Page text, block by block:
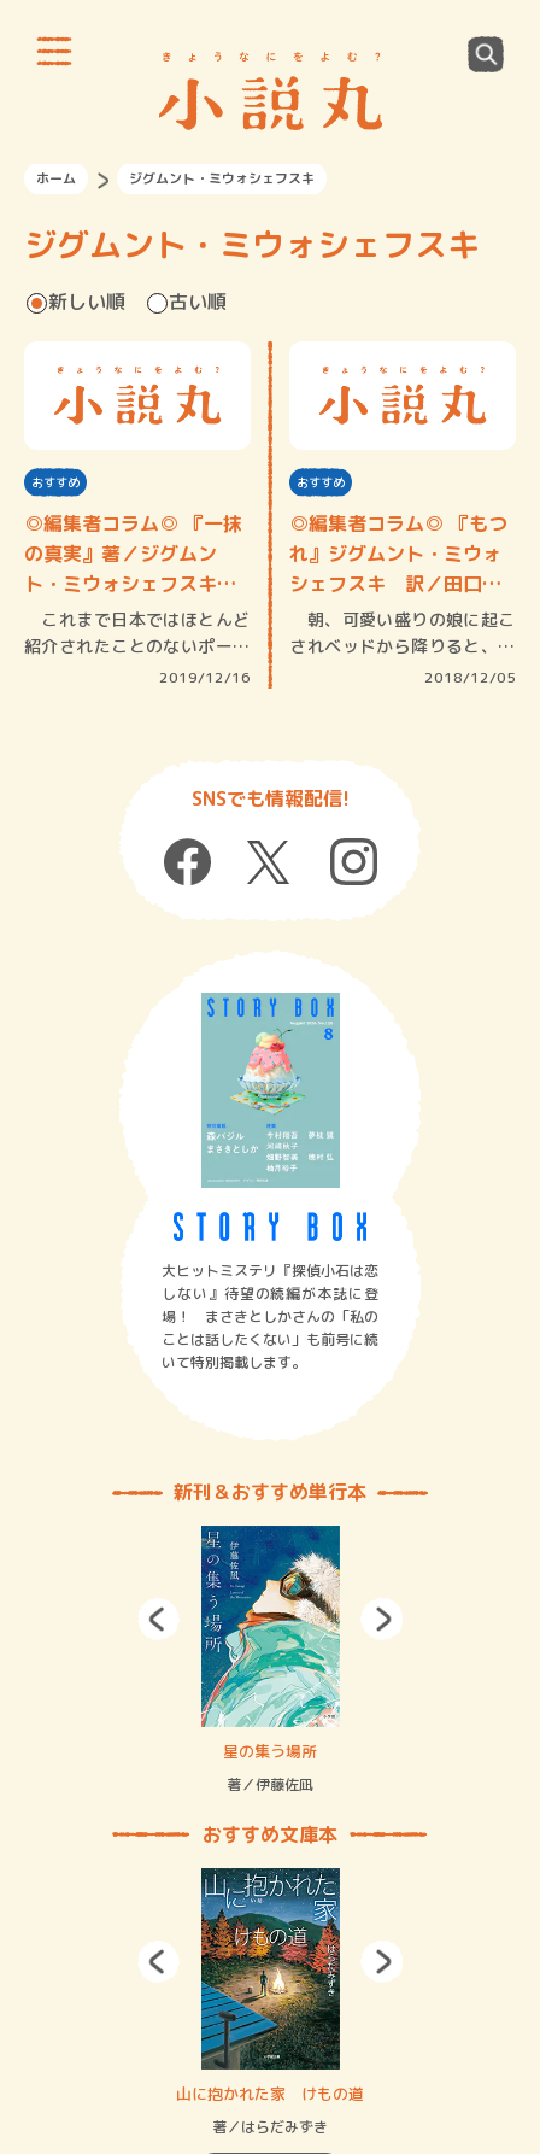
ホーム ジグムント・ミウォシェフスキ
ジグムント・ミウォシェフスキ
新しい順 古い順
おすすめ
◎編集者コラム◎ 『一抹
の真実』著／ジグムン
ト・ミウォシェフスキ
訳…
これまで日本ではほとんど
紹介されたことのないポーラ
2019/12/16
おすすめ
◎編集者コラム◎ 『もつ
れ』ジグムント・ミウォ
シェフスキ 訳／田口俊
樹
朝、可愛い盛りの娘に起こ
されベッドから降りると、隣
2018/12/05
SNSでも情報配信!
大ヒットミステリ『探偵小石は恋
しない』待望の続編が本誌に登
場！ まさきとしかさんの「私の
ことは話したくない」も前号に続
いて特別掲載します。
新刊＆おすすめ単行本
星の集う場所
著／伊藤佐凪
おすすめ文庫本
山に抱かれた家 けもの道
著／はらだみずき